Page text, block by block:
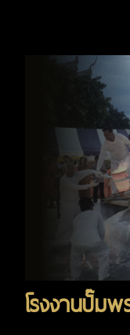
โรงงานปั๊ม